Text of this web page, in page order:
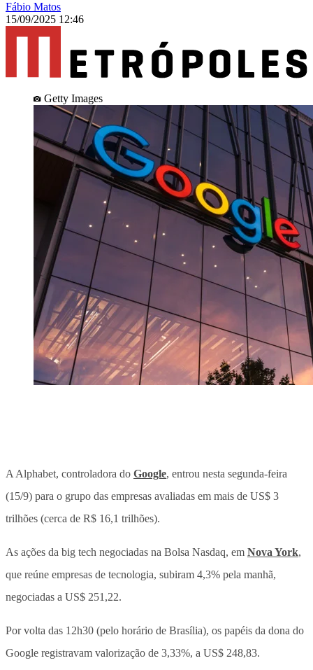
Fábio Matos
15/09/2025 12:46
Getty Images
A Alphabet, controladora do Google, entrou nesta segunda-feira
(15/9) para o grupo das empresas avaliadas em mais de US$ 3
trilhões (cerca de R$ 16,1 trilhões).
As ações da big tech negociadas na Bolsa Nasdaq, em Nova York,
que reúne empresas de tecnologia, subiram 4,3% pela manhã,
negociadas a US$ 251,22.
Por volta das 12h30 (pelo horário de Brasília), os papéis da dona do
Google registravam valorização de 3,33%, a US$ 248,83.